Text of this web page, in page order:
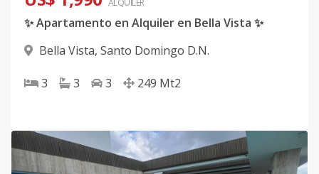
ALQUILER
✨ Apartamento en Alquiler en Bella Vista ✨
Bella Vista, Santo Domingo D.N.
3 3 3 249 Mt2